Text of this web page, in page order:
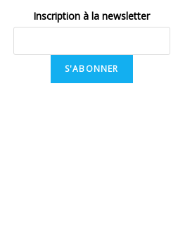
Inscription à la newsletter
S'ABONNER